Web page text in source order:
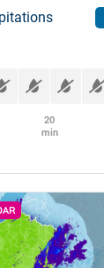
20
min